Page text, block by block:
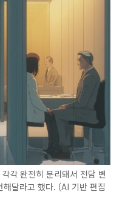
각 완전히 분리돼서 전담 변
달라고 했다. (AI 기반 편집